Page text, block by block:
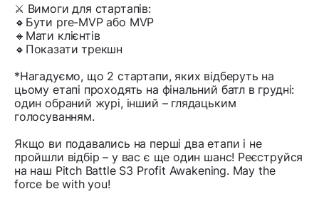
⚔️ Вимоги для стартапів:
🔸Бути pre-MVP або MVP
🔸Мати клієнтів
🔸Показати трекшн
*Нагадуємо, що 2 стартапи, яких відберуть на
цьому етапі проходять на фінальний батл в грудні:
один обраний журі, інший – глядацьким
голосуванням.
Якщо ви подавались на перші два етапи і не
пройшли відбір – у вас є ще один шанс! Реєструйся
на наш Pitch Battle S3 Profit Awakening. May the
force be with you!